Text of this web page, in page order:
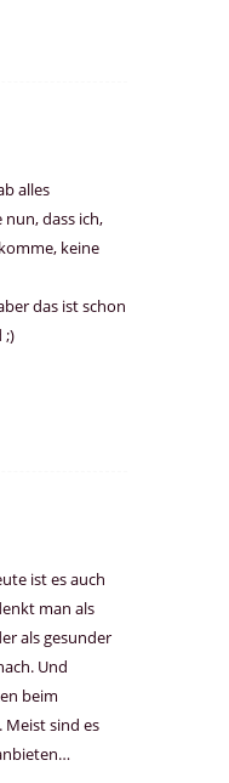
alles
dass ich,
keine
das ist schon
;)
ist es auch
man als
als gesunder
Und
beim
Meist sind es